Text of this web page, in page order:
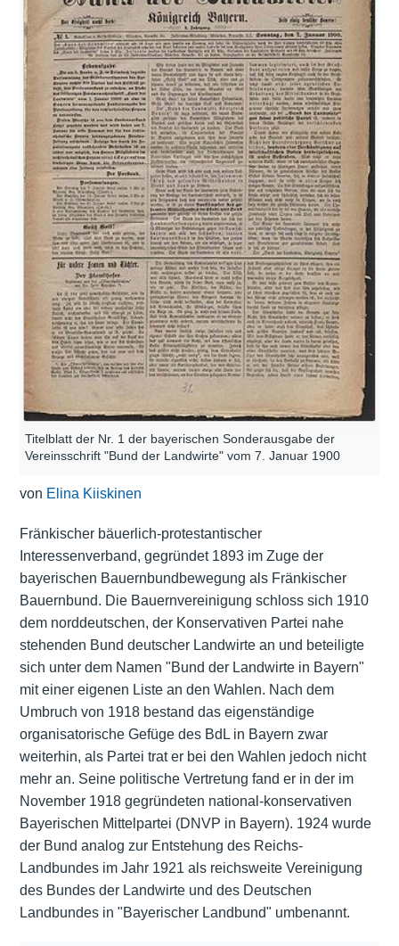
Titelblatt der Nr. 1 der bayerischen Sonderausgabe der
Vereinsschrift "Bund der Landwirte" vom 7. Januar 1900
von Elina Kiiskinen
Fränkischer bäuerlich-protestantischer
Interessenverband, gegründet 1893 im Zuge der
bayerischen Bauernbundbewegung als Fränkischer
Bauernbund. Die Bauernvereinigung schloss sich 1910
dem norddeutschen, der Konservativen Partei nahe
stehenden Bund deutscher Landwirte an und beteiligte
sich unter dem Namen "Bund der Landwirte in Bayern"
mit einer eigenen Liste an den Wahlen. Nach dem
Umbruch von 1918 bestand das eigenständige
organisatorische Gefüge des BdL in Bayern zwar
weiterhin, als Partei trat er bei den Wahlen jedoch nicht
mehr an. Seine politische Vertretung fand er in der im
November 1918 gegründeten national-konservativen
Bayerischen Mittelpartei (DNVP in Bayern). 1924 wurde
der Bund analog zur Entstehung des Reichs-
Landbundes im Jahr 1921 als reichsweite Vereinigung
des Bundes der Landwirte und des Deutschen
Landbundes in "Bayerischer Landbund" umbenannt.